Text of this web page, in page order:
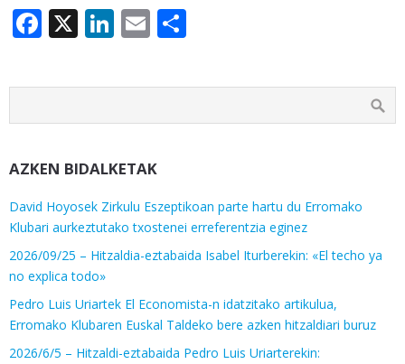
Facebook
X LinkedIn
Email
AZKEN BIDALKETAK
David Hoyosek Zirkulu Eszeptikoan parte hartu du Erromako
Klubari aurkeztutako txostenei erreferentzia eginez
2026/09/25 – Hitzaldia-eztabaida Isabel Iturberekin: «El techo ya
no explica todo»
Pedro Luis Uriartek El Economista-n idatzitako artikulua,
Erromako Klubaren Euskal Taldeko bere azken hitzaldiari buruz
2026/6/5 – Hitzaldi-eztabaida Pedro Luis Uriarterekin: